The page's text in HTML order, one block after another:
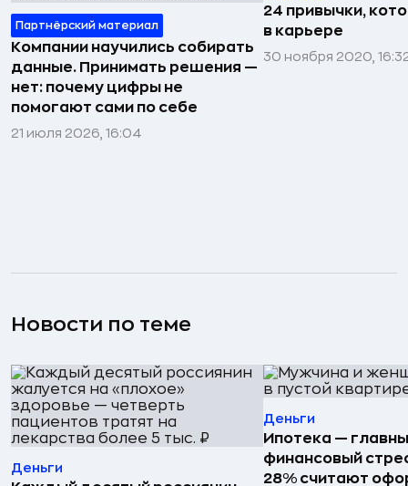
Партнёрский материал
Компании научились собирать
данные. Принимать решения —
нет: почему цифры не
помогают сами по себе
21 июля 2026, 16:04
24 привычки,
в карьере
30 ноября 2020,
Новости по теме
Деньги
Деньги
Ипотека —
финансовый
28% считают